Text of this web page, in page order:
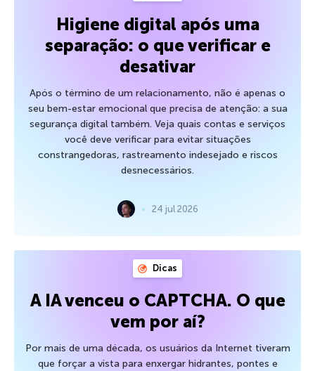
Higiene digital após uma
separação: o que verificar e
desativar
Após o término de um relacionamento, não é apenas o
seu bem-estar emocional que precisa de atenção: a sua
segurança digital também. Veja quais contas e serviços
você deve verificar para evitar situações
constrangedoras, rastreamento indesejado e riscos
desnecessários.
24 jul 2026
Dicas
A IA venceu o CAPTCHA. O que
vem por aí?
Por mais de uma década, os usuários da Internet tiveram
que forçar a vista para enxergar hidrantes, pontes e